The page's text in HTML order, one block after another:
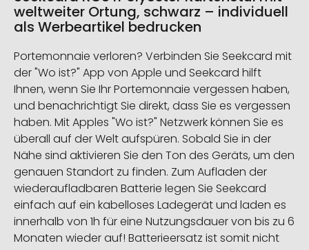
weltweiter Ortung, schwarz – individuell
als Werbeartikel bedrucken
Portemonnaie verloren? Verbinden Sie Seekcard mit
der "Wo ist?" App von Apple und Seekcard hilft
Ihnen, wenn Sie Ihr Portemonnaie vergessen haben,
und benachrichtigt Sie direkt, dass Sie es vergessen
haben. Mit Apples "Wo ist?" Netzwerk können Sie es
überall auf der Welt aufspüren. Sobald Sie in der
Nähe sind aktivieren Sie den Ton des Geräts, um den
genauen Standort zu finden. Zum Aufladen der
wiederaufladbaren Batterie legen Sie Seekcard
einfach auf ein kabelloses Ladegerät und laden es
innerhalb von 1h für eine Nutzungsdauer von bis zu 6
Monaten wieder auf! Batterieersatz ist somit nicht